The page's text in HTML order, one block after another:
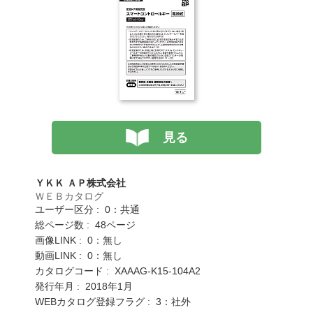
見る
ＹＫＫ ＡＰ株式会社
ＷＥＢカタログ
ユーザー区分 : 0：共通
総ページ数 : 48ページ
画像LINK : 0：無し
動画LINK : 0：無し
カタログコード : XAAAG-K15-104A2
発行年月 : 2018年1月
WEBカタログ登録フラグ : 3：社外